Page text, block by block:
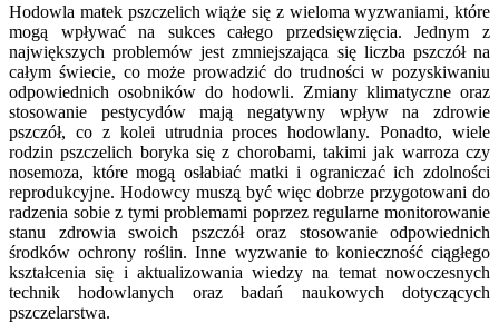
Hodowla matek pszczelich wiąże się z wieloma wyzwaniami, które
mogą wpływać na sukces całego przedsięwzięcia. Jednym z
największych problemów jest zmniejszająca się liczba pszczół na
całym świecie, co może prowadzić do trudności w pozyskiwaniu
odpowiednich osobników do hodowli. Zmiany klimatyczne oraz
stosowanie pestycydów mają negatywny wpływ na zdrowie
pszczół, co z kolei utrudnia proces hodowlany. Ponadto, wiele
rodzin pszczelich boryka się z chorobami, takimi jak warroza czy
nosemoza, które mogą osłabiać matki i ograniczać ich zdolności
reprodukcyjne. Hodowcy muszą być więc dobrze przygotowani do
radzenia sobie z tymi problemami poprzez regularne monitorowanie
stanu zdrowia swoich pszczół oraz stosowanie odpowiednich
środków ochrony roślin. Inne wyzwanie to konieczność ciągłego
kształcenia się i aktualizowania wiedzy na temat nowoczesnych
technik hodowlanych oraz badań naukowych dotyczących
pszczelarstwa.